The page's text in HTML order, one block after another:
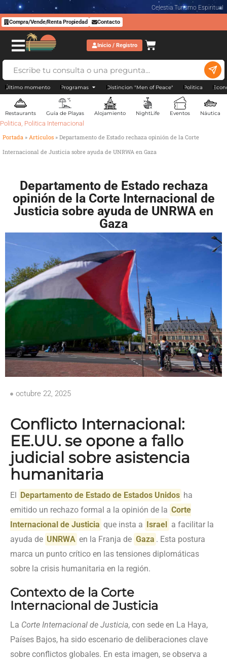
Celestia Turismo Espiritual
Compra/Vende/Renta Propiedad Contacto
Inicio / Registro
Último momento Programas Distincion "Men of Peace" Politica
Restaurants Guía de Playas Alojamiento NightLife Eventos Náutica
Politica, Politica Internacional
Portada » Artículos » Departamento de Estado rechaza opinión de la Corte
Internacional de Justicia sobre ayuda de UNRWA en Gaza
Departamento de Estado rechaza
opinión de la Corte Internacional de
Justicia sobre ayuda de UNRWA en
Gaza
octubre 22, 2025
Conflicto Internacional:
EE.UU. se opone a fallo
judicial sobre asistencia
humanitaria
El Departamento de Estado de Estados Unidos ha
emitido un rechazo formal a la opinión de la Corte
Internacional de Justicia que insta a Israel
a facilitar la
ayuda de UNRWA en la Franja de Gaza . Esta postura
marca un punto crítico en las tensiones diplomáticas
sobre la crisis humanitaria en la región.
Contexto de la Corte
Internacional de Justicia
La Corte Internacional de Justicia, con sede en La Haya,
Países Bajos, ha sido escenario de deliberaciones clave
sobre conflictos globales. En esta imagen, se observa a